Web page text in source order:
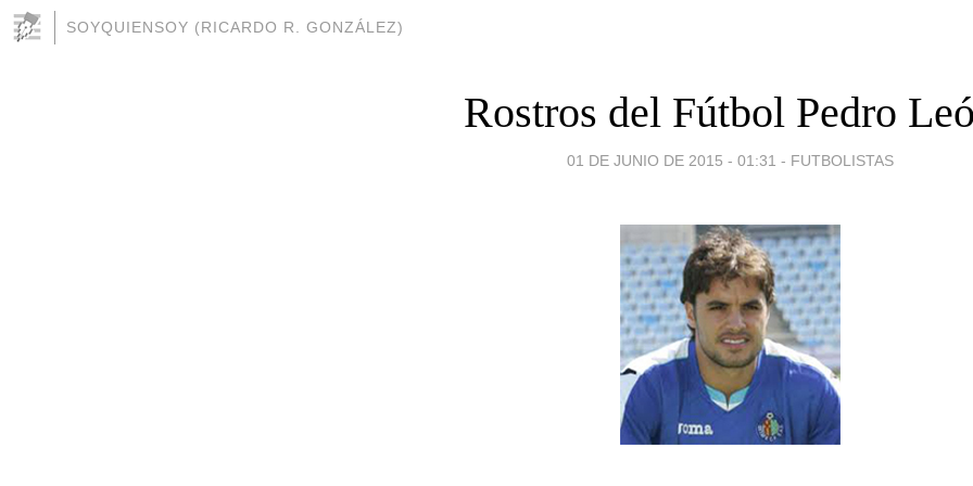
SOYQUIENSOY (RICARDO R. GONZÁLEZ)
Rostros del Fútbol Pedro
01 DE JUNIO DE 2015 - 01:31 - FUTBOLISTAS